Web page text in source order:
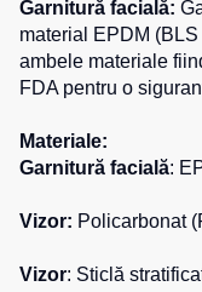
Garnitură facială:
material EPDM
ambele materiale
FDA pentru o
Materiale:
Garnitură facială:
Vizor: Policarbonat
Vizor: Sticlă